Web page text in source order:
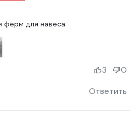
ферм для навеса.
Ответить
3 0